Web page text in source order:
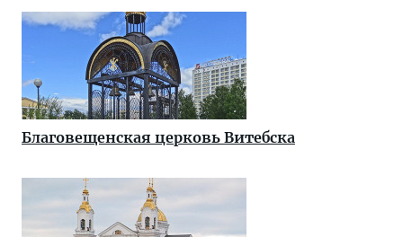
Благовещенская церковь Витебска